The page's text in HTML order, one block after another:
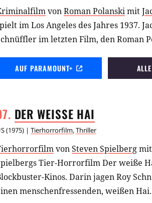
vonRoman Polanskimit
im Los Angeles des Jahres 1937.
im letzten Film, den Roman
AUF PARAMOUNT+
DER WEISSE HAI
(1975) | Tierhorrorfilm,Thriller
vonSteven Spielbergmit
Tier-Horrorfilm Der weiße
Kinos. Darin jagen Roy
menschenfressenden, weißen Hai.